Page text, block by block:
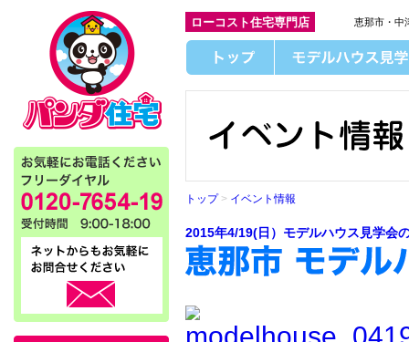
ローコスト住宅専門店 恵那市・中
トップ> イベント情報
2015年4/19(日）モデルハウス見学会